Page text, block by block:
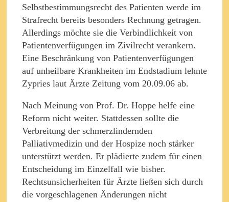
Selbstbestimmungsrecht des Patienten werde im
Strafrecht bereits besonders Rechnung getragen.
Allerdings möchte sie die Verbindlichkeit von
Patientenverfügungen im Zivilrecht verankern.
Eine Beschränkung von Patientenverfügungen
auf unheilbare Krankheiten im Endstadium lehnte
Zypries laut Ärzte Zeitung vom 20.09.06 ab.
Nach Meinung von Prof. Dr. Hoppe helfe eine
Reform nicht weiter. Stattdessen sollte die
Verbreitung der schmerzlindernden
Palliativmedizin und der Hospize noch stärker
unterstützt werden. Er plädierte zudem für einen
Entscheidung im Einzelfall wie bisher.
Rechtsunsicherheiten für Ärzte ließen sich durch
die vorgeschlagenen Änderungen nicht